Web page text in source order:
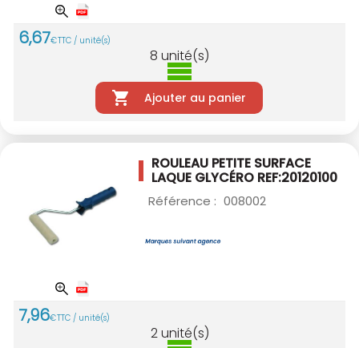
6,67€TTC / unité(s)
8 unité(s)
Ajouter au panier
ROULEAU PETITE SURFACE
LAQUE GLYCÉRO REF:20120100
Référence : 008002
7,96€TTC / unité(s)
2unité(s)